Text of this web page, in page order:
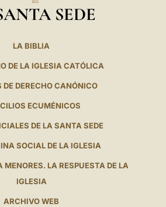
SEDE
LA BIBLIA
DE LA IGLESIA CATÓLICA
DE DERECHO CANÓNICO
ECUMÉNICOS
DE LA SANTA SEDE
SOCIAL DE LA IGLESIA
LA RESPUESTA DE LA
IGLESIA
ARCHIVO WEB